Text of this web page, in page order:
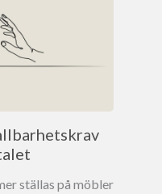
ställas på möbler